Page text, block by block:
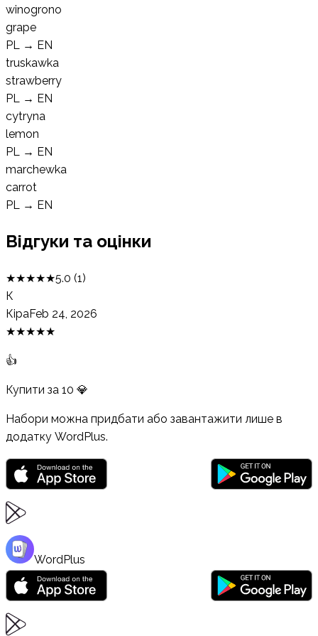
winogrono
grape
PL → EN
truskawka
strawberry
PL → EN
cytryna
lemon
PL → EN
marchewka
carrot
PL → EN
Відгуки та оцінки
★★★★★5.0 (1)
К
КіраFeb 24, 2026
★★★★★
👍
Купити за 10 💎
Набори можна придбати або завантажити лише в
додатку WordPlus.
WordPlus